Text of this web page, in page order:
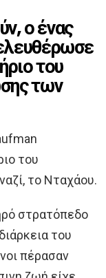
ο ένας
του
των
του
το Νταχάου.
στρατόπεδο
του
πέρασαν